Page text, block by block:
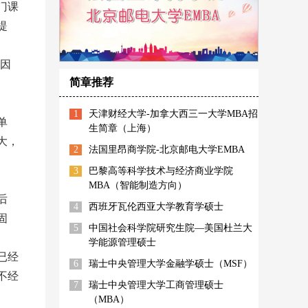
课
，
经
经
简章推荐
1
天津财经大学-加拿大西三一大学MBA招
生简章（上海）
2 法国里昂商学院-北京邮电大学EMBA
3
巴黎高等科学技术与经济商业学院
MBA（智能制造方向）
4 西班牙瓦伦西亚大学教育学硕士
5
中国社会科学院研究生院—美国杜兰大
学能源管理硕士
6 瑞士中央管理大学金融学硕士（MSF）
7
瑞士中央管理大学工商管理硕士
（MBA）